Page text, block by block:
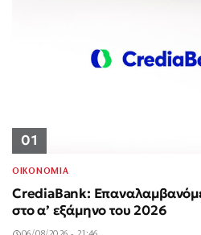
01
ΟΙΚΟΝΟΜΙΑ
CrediaBank:
στο α’ εξάμηνο του 2026